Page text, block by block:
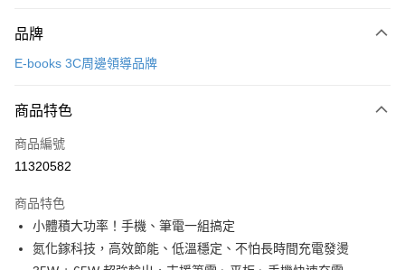
信用卡一次付款
3 期 0 利率 每期
合作金庫商業銀行
上海商業儲蓄銀行
臺灣中小企業銀行
匯豐（台灣）商業銀行
華泰商業銀行
聯邦商業銀行
遠東國際商業銀行
LINE Pay
Apple Pay
街口支付
悠遊付
品牌
E-books 3C周邊領導品牌
商品特色
商品編號
11320582
商品特色
小體積大功率！手機、筆電一組搞定
氮化鎵科技，高效節能、低溫穩定、不怕長時間充電發燙